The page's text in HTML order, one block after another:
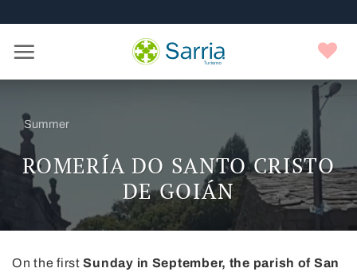
este
web
accesibilidad.
to
Summer
ROMERÍA DO SANTO CRISTO
DE GOIÁN
On the firstSunday in September, the parish of San